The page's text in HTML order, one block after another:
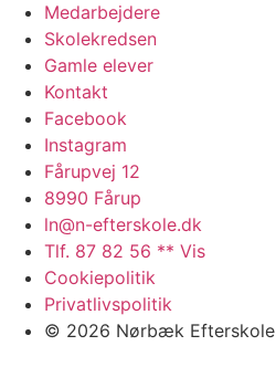
Medarbejdere
Skolekredsen
Gamle elever
Kontakt
Facebook
Instagram
Fårupvej 12
8990 Fårup
ln@n-efterskole.dk
Tlf. 87 82 56 ** Vis
Cookiepolitik
Privatlivspolitik
© 2026 Nørbæk Efterskole